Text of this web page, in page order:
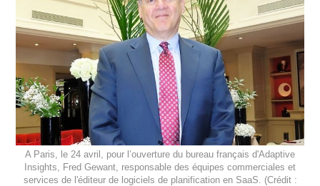
A Paris, le 24 avril, pour l’ouverture du bureau français d'Adaptive
Insights, Fred Gewant, responsable des équipes commerciales et
services de l'éditeur de logiciels de planification en SaaS. (Crédit :